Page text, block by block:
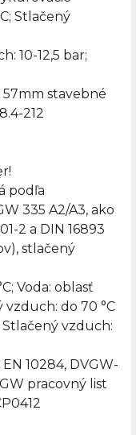
Stlačený
10-12,5 bar;
57mm stavebné
212
podľa
335 A2/A3, ako
2 a DIN 16893
stlačený
Voda: oblasť
vzduch: do 70 °C
Stlačený vzduch:
10284, DVGW-
pracovný list